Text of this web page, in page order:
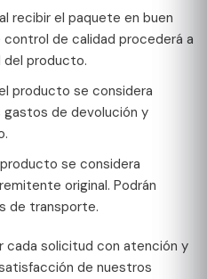
al recibir el paquete en buen
de calidad procederá a
del producto.
producto se considera
de devolución y
se considera
original. Podrán
de transporte.
solicitud con atención y
de nuestros